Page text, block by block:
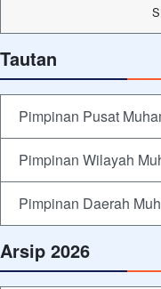
Tautan
Pimpinan Pusat
Pimpinan Wilayah
Pimpinan Daerah
Arsip 2026